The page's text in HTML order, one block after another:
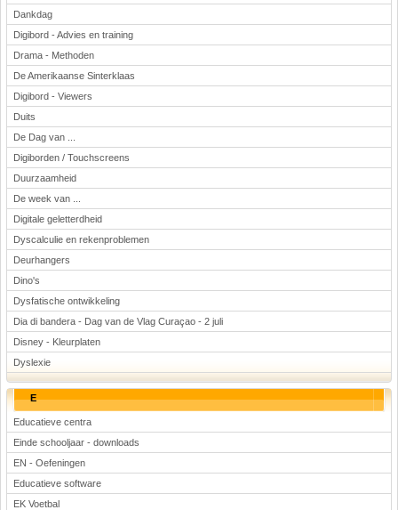
Dankdag
Digibord - Advies en training
Drama - Methoden
De Amerikaanse Sinterklaas
Digibord - Viewers
Duits
De Dag van ...
Digiborden / Touchscreens
Duurzaamheid
De week van ...
Digitale geletterdheid
Dyscalculie en rekenproblemen
Deurhangers
Dino's
Dysfatische ontwikkeling
Dia di bandera - Dag van de Vlag Curaçao - 2 juli
Disney - Kleurplaten
Dyslexie
E
Educatieve centra
Einde schooljaar - downloads
EN - Oefeningen
Educatieve software
EK Voetbal